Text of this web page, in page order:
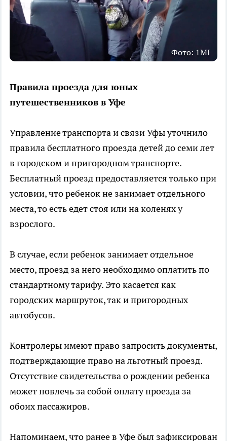
Фото: 1MI
Правила проезда для юных
путешественников в Уфе
Управление транспорта и связи Уфы уточнило
правила бесплатного проезда детей до семи лет
в городском и пригородном транспорте.
Бесплатный проезд предоставляется только при
условии, что ребенок не занимает отдельного
места, то есть едет стоя или на коленях у
взрослого.
В случае, если ребенок занимает отдельное
место, проезд за него необходимо оплатить по
стандартному тарифу. Это касается как
городских маршруток, так и пригородных
автобусов.
Контролеры имеют право запросить документы,
подтверждающие право на льготный проезд.
Отсутствие свидетельства о рождении ребенка
может повлечь за собой оплату проезда за
обоих пассажиров.
Напоминаем, что ранее в Уфе был зафиксирован